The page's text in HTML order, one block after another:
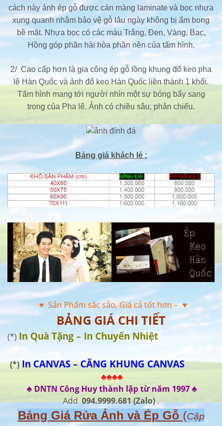
cách này ảnh ép gỗ được cán màng laminate và bọc nhựa
xung quanh nhằm bảo vệ gỗ lâu ngày không bị ẩm bong
bề mặt. Nhựa bọc có các màu Trắng, Đen, Vàng, Bạc,
Hồng góp phần hài hòa phần nền của tấm hình.
2/ Cao cấp hơn là gia công ép gỗ lồng khung đổ keo pha
lê Hàn Quốc và ảnh đổ keo Hàn Quốc liền thành 1 khối.
Tấm hình mang tới người nhìn một sự bóng bẩy sang
trọng của Pha lê. Ảnh có chiều sâu, phản chiếu.
Bảng giá khách lẻ :
♥ Sản Phẩm sắc sảo, Giá cả tốt hơn – ♥
BẢNG GIÁ CHI TIẾT
(*) In Quà Tặng – In Chuyển Nhiệt
(*) In CANVAS – CĂNG KHUNG CANVAS
♣♣♣♣
♣ DNTN Công Huy thành lập từ năm 1997 ♣
Add094.9999.681(Zalo).
Bảng Giá Rửa Ảnh và Ép Gỗ (Cập